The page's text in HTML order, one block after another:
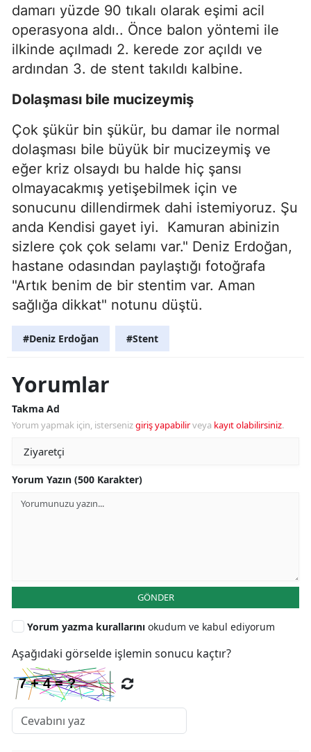
damarı yüzde 90 tıkalı olarak eşimi acil
operasyona aldı.. Önce balon yöntemi ile
ilkinde açılmadı 2. kerede zor açıldı ve
ardından 3. de stent takıldı kalbine.
Dolaşması bile mucizeymiş
Çok şükür bin şükür, bu damar ile normal
dolaşması bile büyük bir mucizeymiş ve
eğer kriz olsaydı bu halde hiç şansı
olmayacakmış yetişebilmek için ve
sonucunu dillendirmek dahi istemiyoruz. Şu
anda Kendisi gayet iyi. Kamuran abinizin
sizlere çok çok selamı var." Deniz Erdoğan,
hastane odasından paylaştığı fotoğrafa
"Artık benim de bir stentim var. Aman
sağlığa dikkat" notunu düştü.
#Deniz Erdoğan #Stent
Yorumlar
Takma Ad
Yorum yapmak için, istersenizgiriş yapabilirveya kayıt olabilirsiniz.
Yorum Yazın (500 Karakter)
GÖNDER
Yorum yazma kurallarını okudum ve kabul ediyorum
Aşağıdaki görselde işlemin sonucu kaçtır?